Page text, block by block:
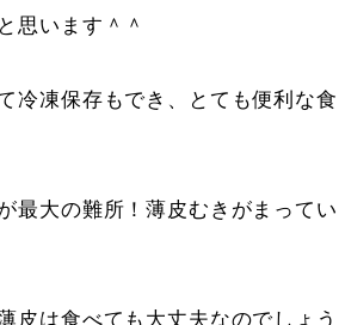
思います＾＾
冷凍保存もでき、とても便利な食
最大の難所！薄皮むきがまってい
皮は食べても大丈夫なのでしょう